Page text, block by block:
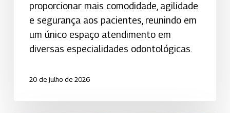
proporcionar mais comodidade, agilidade
e segurança aos pacientes, reunindo em
um único espaço atendimento em
diversas especialidades odontológicas.
20 de julho de 2026